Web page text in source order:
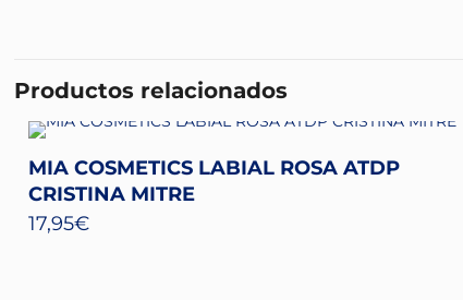
Productos relacionados
MIA COSMETICS LABIAL ROSA ATDP
CRISTINA MITRE
17,95€